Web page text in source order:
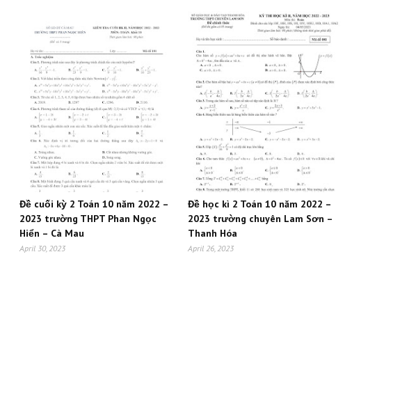
Đề cuối kỳ 2 Toán 10 năm 2022 –
2023 trường THPT Phan Ngọc
Hiển – Cà Mau
April 30, 2023
Đề học kì 2 Toán 10 năm 2022 –
2023 trường chuyên Lam Sơn –
Thanh Hóa
April 26, 2023